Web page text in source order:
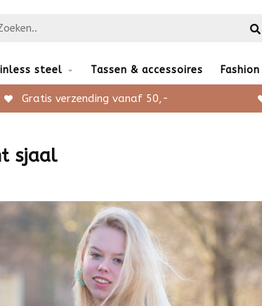
steel Tassen & accessoires Fashion
Gratis verzending vanaf 50,-
sjaal